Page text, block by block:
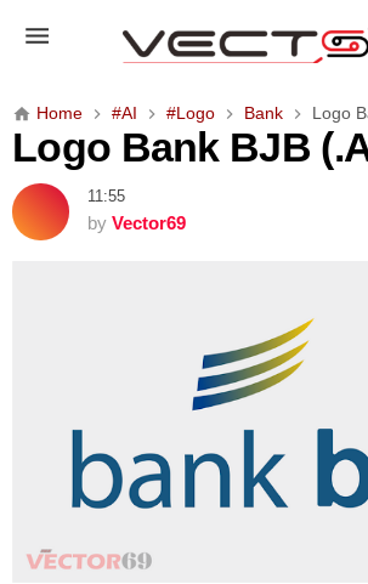
o
o
B
a
n
k
Home #AI #Logo Bank Logo
Logo Bank BJB
11:55
by Vector69